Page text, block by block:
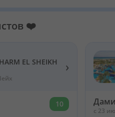
❤️
EL SHEIKH
›
10
c 23